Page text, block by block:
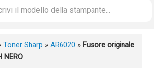
Toner Sharp » AR6020 » Fusore originale
NERO